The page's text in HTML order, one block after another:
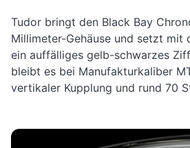
Tudor bringt den Black Bay
Millimeter-Gehäuse und setzt mit
ein auffälliges gelb-schwarzes
bleibt es bei Manufakturkaliber
vertikaler Kupplung und rund 70